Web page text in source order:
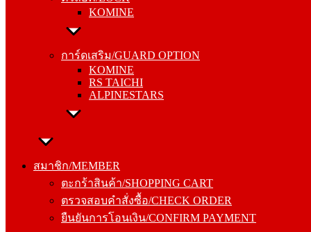
KOMINE
การ์ดเสริม/GUARD OPTION
KOMINE
RS TAICHI
ALPINESTARS
สมาชิก/MEMBER
ตะกร้าสินค้า/SHOPPING CART
ตรวจสอบคำสั่งซื้อ/CHECK ORDER
ยืนยันการโอนเงิน/CONFIRM PAYMENT
การ์ดเสริม/GUARD OPTION
RS TAICHI
ALPINESTARS
สมาชิก/MEMBER
ตรวจสอบคำสั่งซื้อ/CHECK ORDER
ยืนยันการโอนเงิน/CONFIRM PAYMENT